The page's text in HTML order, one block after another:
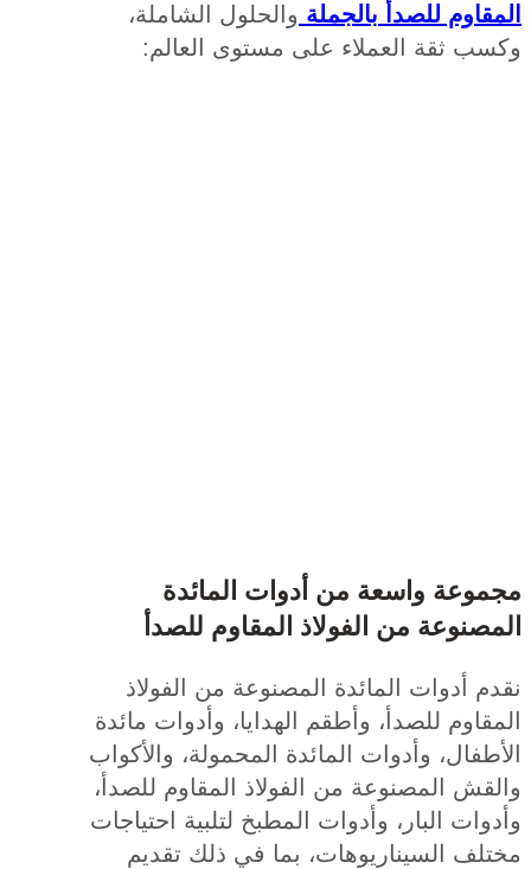
للصدأ بالجملةوالحلول الشاملة،
ثقة العملاء على مستوى العالم:
واسعة من أدوات المائدة
من الفولاذ المقاوم للصدأ
أدوات المائدة المصنوعة من الفولاذ
للصدأ، وأطقم الهدايا، وأدوات مائدة
وأدوات المائدة المحمولة، والأكواب
المصنوعة من الفولاذ المقاوم للصدأ،
البار، وأدوات المطبخ لتلبية احتياجات
السيناريوهات، بما في ذلك تقديم